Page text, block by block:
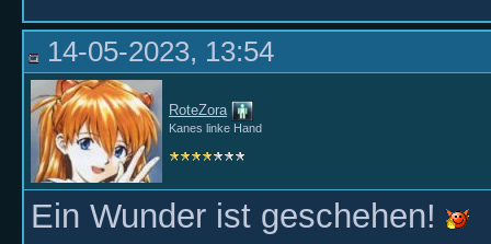
14-05-2023, 13:54
RoteZora
Kanes linke Hand
Ein Wunder ist geschehen!